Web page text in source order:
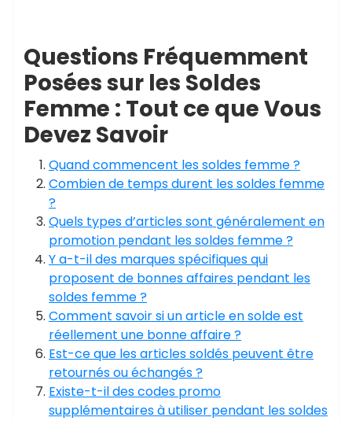
Questions Fréquemment
Posées sur les Soldes
Femme : Tout ce que Vous
Devez Savoir
Quand commencent les soldes femme ?
Combien de temps durent les soldes femme
?
Quels types d’articles sont généralement en
promotion pendant les soldes femme ?
Y a-t-il des marques spécifiques qui
proposent de bonnes affaires pendant les
soldes femme ?
Comment savoir si un article en solde est
réellement une bonne affaire ?
Est-ce que les articles soldés peuvent être
retournés ou échangés ?
Existe-t-il des codes promo
supplémentaires à utiliser pendant les soldes